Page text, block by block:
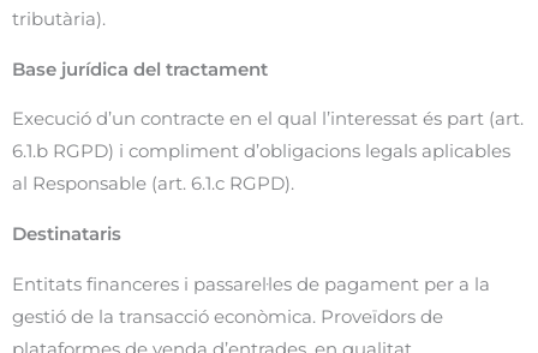
tributària).
Base jurídica del tractament
Execució d’un contracte en el qual l’interessat és part (art.
6.1.b RGPD) i compliment d’obligacions legals aplicables
al Responsable (art. 6.1.c RGPD).
Destinataris
Entitats financeres i passarel·les de pagament per a la
gestió de la transacció econòmica. Proveïdors de